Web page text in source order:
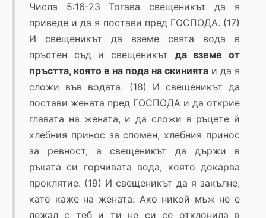
Числа 5:16-23 Тогава свещеникът да я
приведе и да я постави пред ГОСПОДА. (17)
И свещеникът да вземе свята вода в
пръстен съд и свещеникът да вземе от
пръстта, която е на пода на скинията и да я
сложи във водата. (18) И свещеникът да
постави жената пред ГОСПОДА и да открие
главата на жената, и да сложи в ръцете й
хлебния принос за спомен, хлебния принос
за ревност, а свещеникът да държи в
ръката си горчивата вода, която докарва
проклятие. (19) И свещеникът да я закълне,
като каже на жената: Ако никой мъж не е
лежал с теб и ти не си се отклонила в